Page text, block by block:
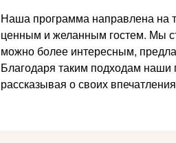
Наша программа направлена на
ценным и желанным гостем. Мы
можно более интересным,
Благодаря таким подходам наши
рассказывая о своих